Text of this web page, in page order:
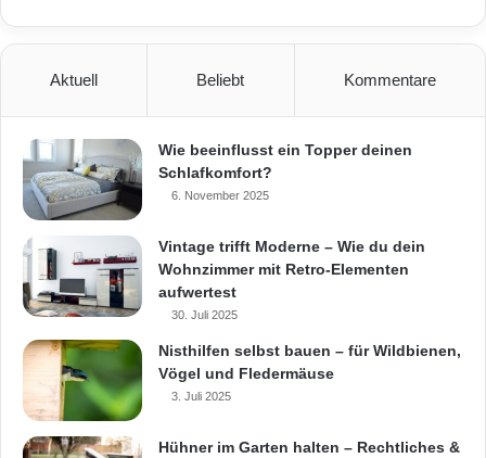
Aktuell Beliebt Kommentare
Wie beeinflusst ein Topper deinen
Schlafkomfort?
6. November 2025
Vintage trifft Moderne – Wie du dein
Wohnzimmer mit Retro-Elementen
aufwertest
30. Juli 2025
Nisthilfen selbst bauen – für Wildbienen,
Vögel und Fledermäuse
3. Juli 2025
Hühner im Garten halten – Rechtliches &